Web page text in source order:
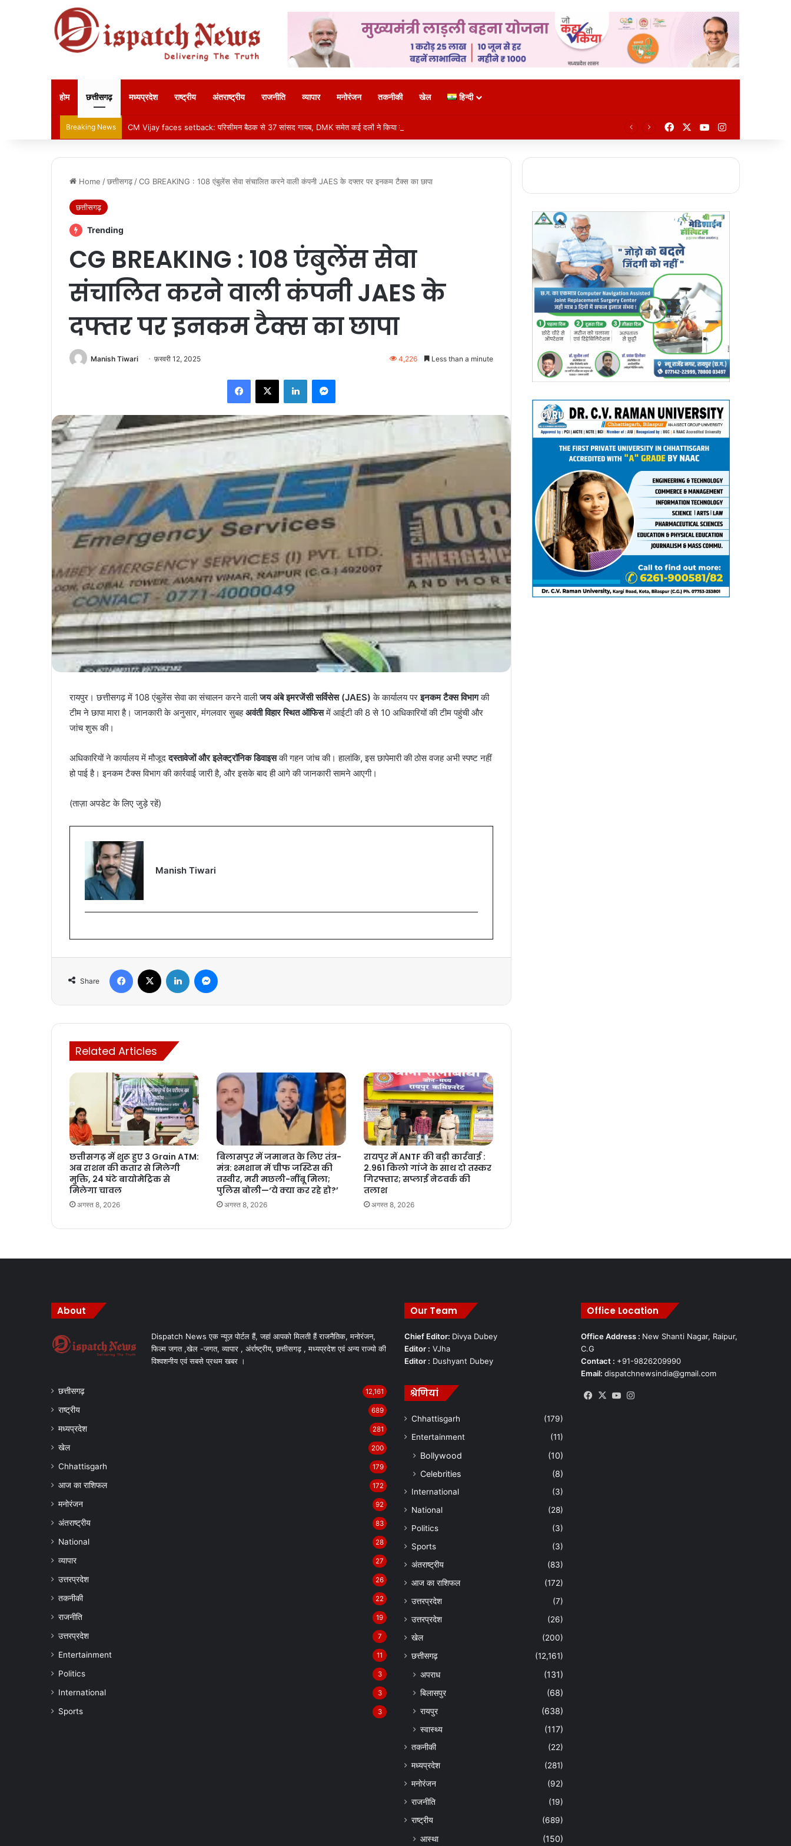
होम छत्तीसगढ़ मध्यप्रदेश राष्ट्रीय अंतराष्ट्रीय राजनीति व्यापार मनोरंजन तकनीकी खेल हिन्दी
Breaking News CM Vijay faces setback: परिसीमन बैठक से 37 सांसद गायब, DMK समेत कई दलों ने किया बहिष्कार FacebookYouTubeInstagram
Home /छत्तीसगढ़ /CG BREAKING : 108 एंबुलेंस सेवा संचालित करने वाली कंपनी JAES के दफ्तर पर इनकम टैक्स का छापा
छत्तीसगढ़
Trending
CG BREAKING : 108 एंबुलेंस सेवा
संचालित करने वाली कंपनी JAES के
दफ्तर पर इनकम टैक्स का छापा
Manish Tiwari फ़रवरी 12, 2025 4,226 Less than a minute
Facebook
X LinkedInMessenger
रायपुर। छत्तीसगढ़ में 108 एंबुलेंस सेवा का संचालन करने वालीजय अंबे इमरजेंसी सर्विसेस (JAES) के कार्यालय परइनकम टैक्स विभागकी
टीम ने छापा मारा है। जानकारी के अनुसार, मंगलवार सुबहअवंती विहार स्थित ऑफिसमें आईटी की 8 से 10 अधिकारियों की टीम पहुंची और
जांच शुरू की।
अधिकारियों ने कार्यालय में मौजूददस्तावेजों और इलेक्ट्रॉनिक डिवाइसकी गहन जांच की। हालांकि, इस छापेमारी की ठोस वजह अभी स्पष्ट नहीं
हो पाई है। इनकम टैक्स विभाग की कार्रवाई जारी है, और इसके बाद ही आगे की जानकारी सामने आएगी।
(ताज़ा अपडेट के लिए जुड़े रहें)
Manish Tiwari
Share
Facebook LinkedIn
Related Articles
छत्तीसगढ़ में शुरू हुए 3 Grain ATM:
अब राशन की कतार से मिलेगी
मुक्ति, 24 घंटे बायोमेट्रिक से
मिलेगा चावल
अगस्त 8, 2026
बिलासपुर में जमानत के लिए तंत्र-
मंत्र: श्मशान में चीफ जस्टिस की
तस्वीर, मरी मछली-नींबू मिला;
पुलिस बोली—‘ये क्या कर रहे हो?’
अगस्त 8, 2026
रायपुर में ANTF की बड़ी कार्रवाई :
2.961 किलो गांजे के साथ दो तस्कर
गिरफ्तार; सप्लाई नेटवर्क की
तलाश
अगस्त 8, 2026
About
Dispatch News एक न्यूज़ पोर्टल हैं, जहां आपको मिलती हैं राजनैतिक, मनोरंजन,
फिल्म जगत ,खेल -जगत, व्यापार , अंर्राष्ट्रीय, छत्तीसगढ़ , मध्यप्रदेश एवं अन्य राज्यो की
विश्वशनीय एवं सबसे प्रथम खबर ।
छत्तीसगढ़ 12,161
राष्ट्रीय 689
मध्यप्रदेश 281
खेल 200
Chhattisgarh 179
आज का राशिफल 172
मनोरंजन 92
अंतराष्ट्रीय 83
National 28
व्यापार 27
उत्तरप्रदेश 26
तकनीकी 22
राजनीति 19
उत्तरप्रदेश 7
Entertainment 11
Politics 3
International 3
Sports 3
Our Team
Chief Editor: Divya Dubey
Editor : VJha
Editor : Dushyant Dubey
श्रेणियां
Chhattisgarh
(179)
Entertainment
(11)
Bollywood
(10)
Celebrities
(8)
International
(3)
National
(28)
Politics
(3)
Sports
(3)
अंतराष्ट्रीय
(83)
आज का राशिफल
(172)
उत्तरप्रदेश
(7)
उत्तरप्रदेश
(26)
खेल
(200)
छत्तीसगढ़
(12,161)
अपराध
(131)
बिलासपुर
(68)
रायपुर
(638)
स्वास्थ्य
(117)
तकनीकी
(22)
मध्यप्रदेश
(281)
मनोरंजन
(92)
राजनीति
(19)
राष्ट्रीय
(689)
आस्था (150)
Office Location
Office Address : New Shanti Nagar, Raipur,
C.G
Contact : +91-9826209990
Email: dispatchnewsindia@gmail.com
Facebook
X YouTube